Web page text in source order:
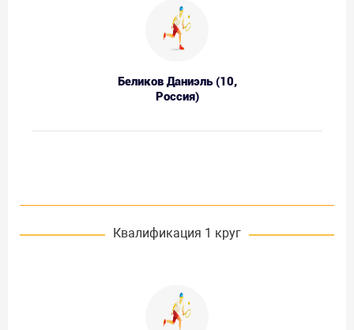
Беликов Даниэль (10,
Россия)
Квалификация 1 круг